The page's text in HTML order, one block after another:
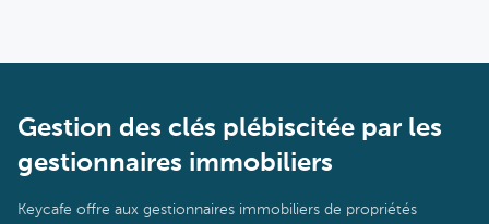
Gestion des clés plébiscitée par les
gestionnaires immobiliers
Keycafe offre aux gestionnaires immobiliers de propriétés